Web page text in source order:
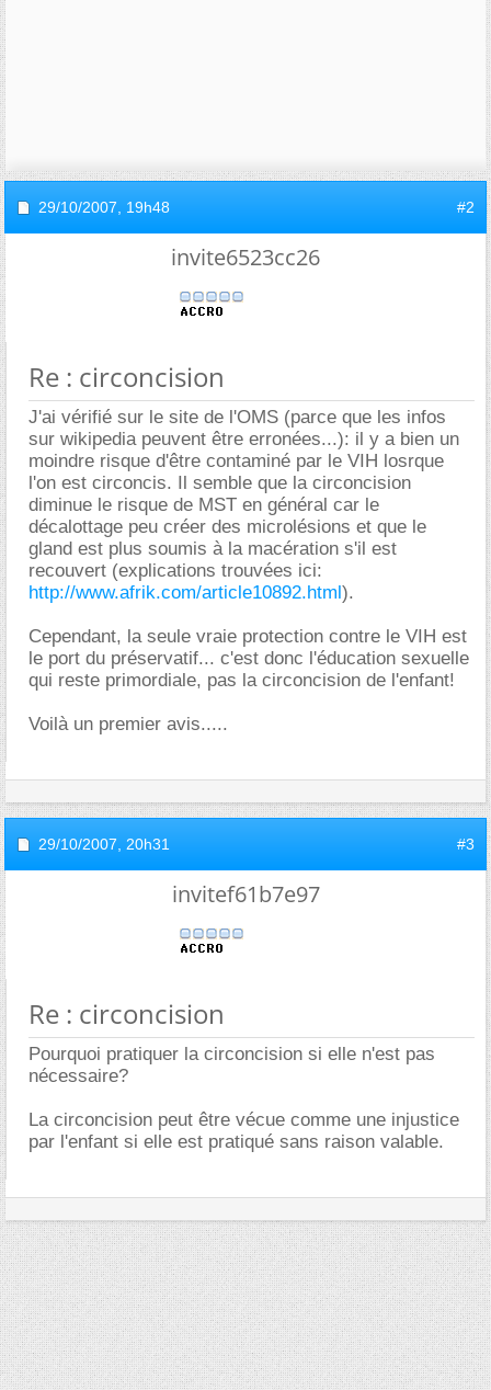
29/10/2007, 19h48 #2
invite6523cc26
Re : circoncision
J'ai vérifié sur le site de l'OMS (parce que les infos
sur wikipedia peuvent être erronées...): il y a bien un
moindre risque d'être contaminé par le VIH losrque
l'on est circoncis. Il semble que la circoncision
diminue le risque de MST en général car le
décalottage peu créer des microlésions et que le
gland est plus soumis à la macération s'il est
recouvert (explications trouvées ici:
http://www.afrik.com/article10892.html).
Cependant, la seule vraie protection contre le VIH est
le port du préservatif... c'est donc l'éducation sexuelle
qui reste primordiale, pas la circoncision de l'enfant!
Voilà un premier avis.....
29/10/2007, 20h31 #3
invitef61b7e97
Re : circoncision
Pourquoi pratiquer la circoncision si elle n'est pas
nécessaire?
La circoncision peut être vécue comme une injustice
par l'enfant si elle est pratiqué sans raison valable.